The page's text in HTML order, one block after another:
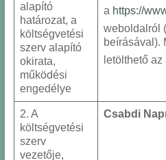
alapító
határozat, a
költségvetési
szerv alapító
okirata,
működési
engedélye
a https://
weboldalról
beírásával).
letölthető
2. A
költségvetési
szerv
vezetője,
Csabdi